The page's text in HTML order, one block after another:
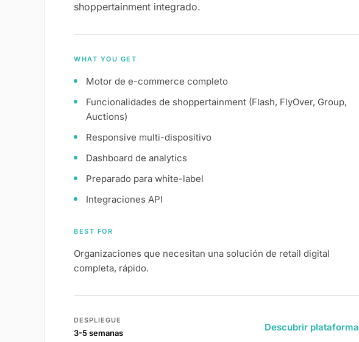
shoppertainment integrado.
WHAT YOU GET
Motor de e-commerce completo
Funcionalidades de shoppertainment (Flash, FlyOver, Group,
Auctions)
Responsive multi-dispositivo
Dashboard de analytics
Preparado para white-label
Integraciones API
BEST FOR
Organizaciones que necesitan una solución de retail digital
completa, rápido.
DESPLIEGUE
3-5 semanas
Descubrir plataforma